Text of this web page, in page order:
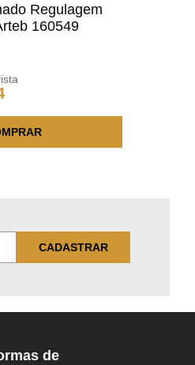
Regulagem
160549
CADASTRAR
de